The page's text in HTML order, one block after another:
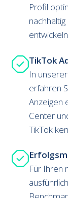
Profil
TikTok
In
erfahren
Anzeigen
Center
TikTok
Für Ihren